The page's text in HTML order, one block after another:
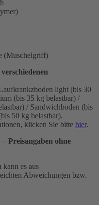
(Muschelgriff)
verschiedenen
light (bis 30
(bis 35 kg belastbar) /
/ Sandwichboden (bis
50 kg belastbar).
klicken Sie bitte hier.
Preisangaben ohne
kann es aus
Abweichungen bzw.